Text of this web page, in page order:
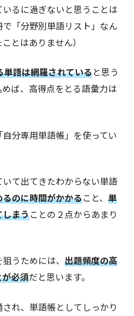
るに過ぎないと思うことは
「分野別単語リスト」なん
とはありません）
単語は網羅されていると思う
ば、高得点をとる語彙力は
分専用単語帳」を使ってい
て出てきたわからない単語
るのに時間がかかること、 単
しまうことの２点からあまり
うためには、 出題頻度の高
必須だと思います。
れ、単語帳としてしっかり